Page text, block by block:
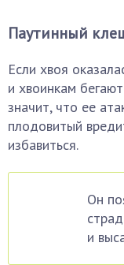
Паутинный
Если хвоя
и хвоинкам
значит, что ее
плодовитый
избавиться.
Он
и